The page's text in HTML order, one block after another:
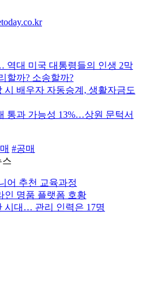
역대 미국 대통령들의 인생 2막
할까? 소송할까?
시 배우자 자동승계, 생활자금도
통과 가능성 13%…상원 문턱서
#공매
스
어 추천 교육과정
인 명품 플랫폼 호황
시대… 관리 인력은 17명